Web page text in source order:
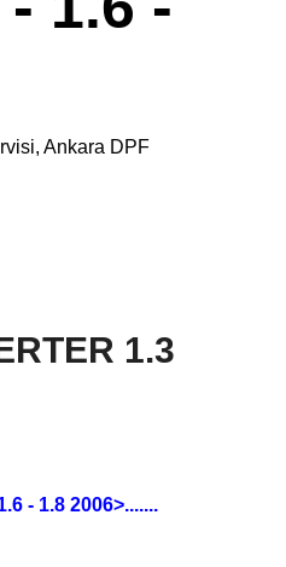
Ankara DPF
1.3
- 1.8 2006>.......